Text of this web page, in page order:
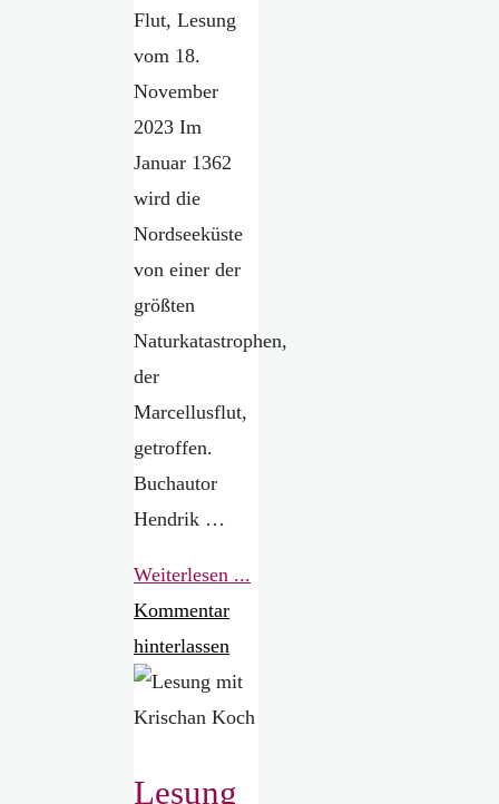
Flut, Lesung
vom 18.
November
2023 Im
Januar 1362
wird die
Nordseeküste
von einer der
größten
Naturkatastrophen,
der
Marcellusflut,
getroffen.
Buchautor
Hendrik …
Weiterlesen ...
Kommentar
hinterlassen
Lesung